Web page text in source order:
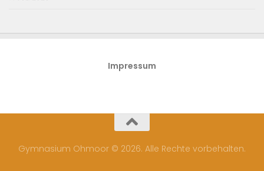
Impressum
Gymnasium Ohmoor © 2026. Alle Rechte vorbehalten.